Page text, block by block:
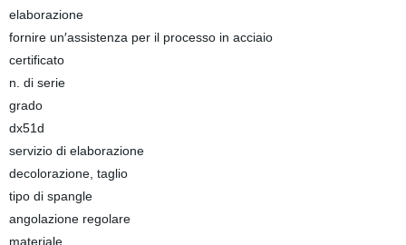
elaborazione
fornire un′assistenza per il processo in acciaio
certificato
n. di serie
grado
dx51d
servizio di elaborazione
decolorazione, taglio
tipo di spangle
angolazione regolare
materiale